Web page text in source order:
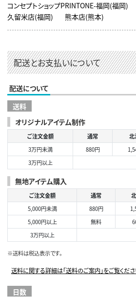
コンセプトショップPRINTONE-福岡(福岡)
久留米店(福岡)
熊本店(熊本)
配送とお支払いについて
配送について
送料
オリジナルアイテム制作
ご注文金額 通常 北
3万円未満
880円
3万円以上
無地アイテム購入
ご注文金額 通常
5,000円未満
880円
5,000円以上
無料
3万円以上
※送料は税込表示です。
送料に関する詳細は「送料のご案内」をご覧くださ
日数